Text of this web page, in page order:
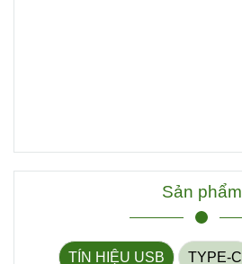
Sản phẩm
TÍN HIỆU USB TYPE-C